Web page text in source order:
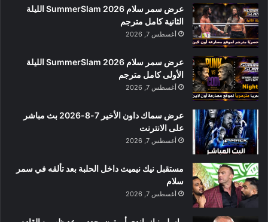
عرض سمر سلام SummerSlam 2026 الليلة
الثانية كامل مترجم
أغسطس 7, 2026
عرض سمر سلام SummerSlam 2026 الليلة
الأولى كامل مترجم
أغسطس 7, 2026
عرض سماك داون الأخير 7-8-2026 بث مباشر
على الانترنت
أغسطس 7, 2026
مستقبل نيك نيميث داخل الحلبة بعد تألقه في سمر
سلام
أغسطس 7, 2026